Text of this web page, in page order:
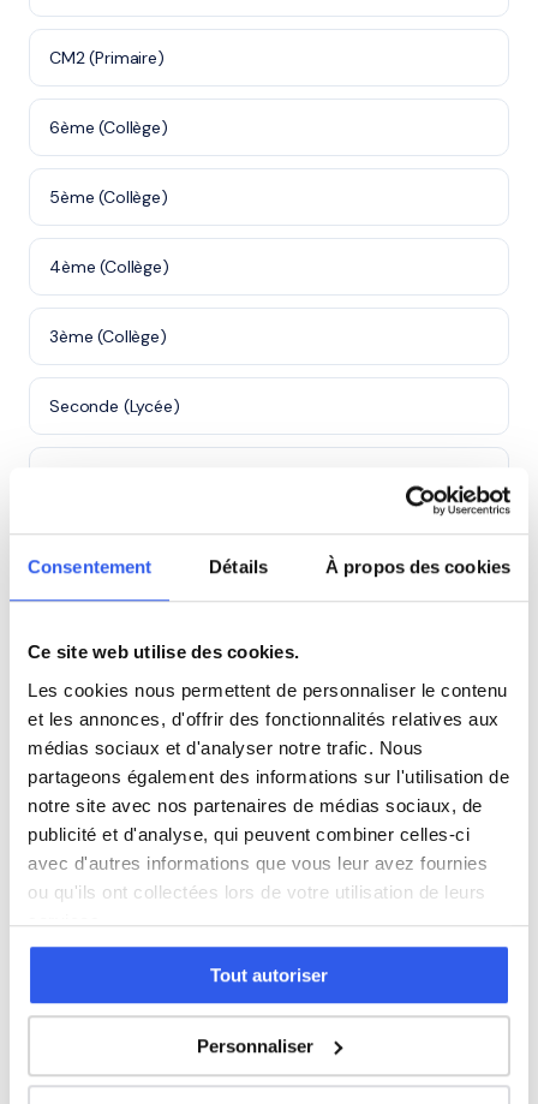
Consentement Détails À propos des cookies
Ce site web utilise des cookies.
Les cookies nous permettent de personnaliser le contenu
et les annonces, d'offrir des fonctionnalités relatives aux
médias sociaux et d'analyser notre trafic. Nous
partageons également des informations sur l'utilisation de
notre site avec nos partenaires de médias sociaux, de
publicité et d'analyse, qui peuvent combiner celles-ci
avec d'autres informations que vous leur avez fournies
ou qu'ils ont collectées lors de votre utilisation de leurs
services.
Tout autoriser
Personnaliser
CM2 (Primaire)
6ème (Collège)
5ème (Collège)
4ème (Collège)
3ème (Collège)
Seconde (Lycée)
⭐
329+ familles accompagnées à Fort-de-
France
Note moyenne de 4.8/5. Notre organisme partenaire
intervient à domicile à Fort-de-France et alentours.
Rejoindre ces familles →
Villes proches de Fort-de-France
Cours particuliers à Le Lamentin (972)